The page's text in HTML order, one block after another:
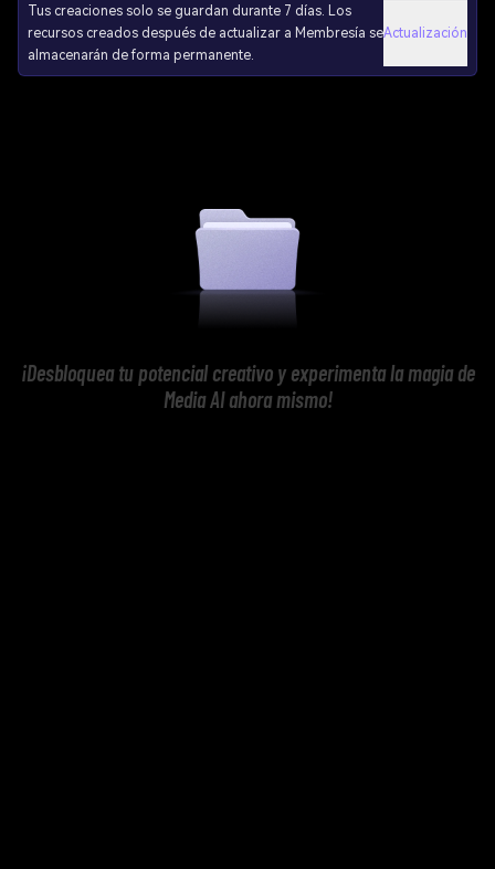
Tus creaciones solo se guardan durante 7 días. Los
recursos creados después de actualizar a Membresía se
almacenarán de forma permanente.
Actualización
¡Desbloquea tu potencial creativo y experimenta la magia de
Media AI ahora mismo!